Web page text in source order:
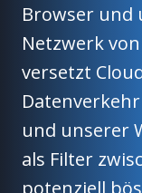
Browser und
Netzwerk
versetzt
und unserer
als Filter
potenziell